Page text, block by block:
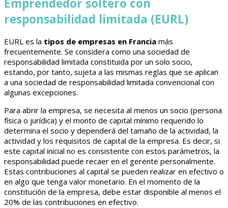
Emprendedor soltero con
responsabilidad limitada (EURL)
EURL es la tipos de empresas en Francia más
frecuentemente. Se considera como una sociedad de
responsabilidad limitada constituida por un solo socio,
estando, por tanto, sujeta a las mismas reglas que se aplican
a una sociedad de responsabilidad limitada convencional con
algunas excepciones.
Para abrir la empresa, se necesita al menos un socio (persona
física o jurídica) y el monto de capital mínimo requerido lo
determina el socio y dependerá del tamaño de la actividad, la
actividad y los requisitos de capital de la empresa. Es decir, si
este capital inicial no es consistente con estos parámetros, la
responsabilidad puede recaer en el gerente personalmente.
Estas contribuciones al capital se pueden realizar en efectivo o
en algo que tenga valor monetario. En el momento de la
constitución de la empresa, debe estar disponible al menos el
20% de las contribuciones en efectivo.